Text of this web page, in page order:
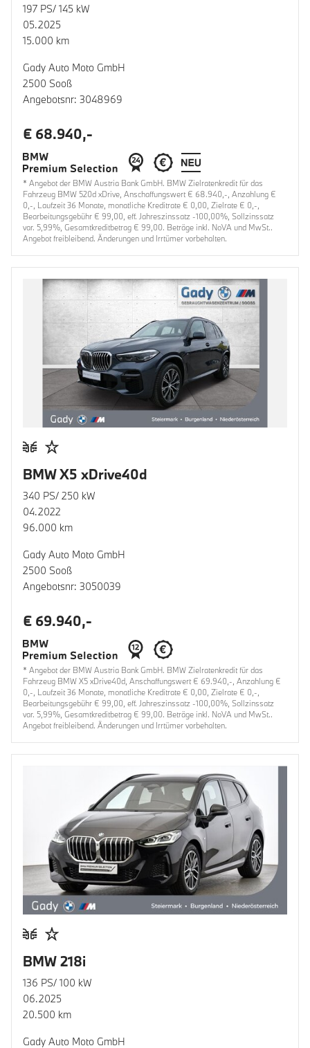
197 PS/ 145 kW
05.2025
15.000 km
Gady Auto Moto GmbH
2500 Sooß
Angebotsnr: 3048969
€ 68.940,-
* Angebot der BMW Austria Bank GmbH. BMW Zielratenkredit für das
Fahrzeug BMW 520d xDrive, Anschaffungswert € 68.940,-, Anzahlung €
0,-, Laufzeit 36 Monate, monatliche Kreditrate € 0,00, Zielrate € 0,-,
Bearbeitungsgebühr € 99,00, eff. Jahreszinssatz -100,00%, Sollzinssatz
var. 5,99%, Gesamtkreditbetrag € 99,00. Beträge inkl. NoVA und MwSt..
Angebot freibleibend. Änderungen und Irrtümer vorbehalten.
BMW X5 xDrive40d
340 PS/ 250 kW
04.2022
96.000 km
Gady Auto Moto GmbH
2500 Sooß
Angebotsnr: 3050039
€ 69.940,-
* Angebot der BMW Austria Bank GmbH. BMW Zielratenkredit für das
Fahrzeug BMW X5 xDrive40d, Anschaffungswert € 69.940,-, Anzahlung €
0,-, Laufzeit 36 Monate, monatliche Kreditrate € 0,00, Zielrate € 0,-,
Bearbeitungsgebühr € 99,00, eff. Jahreszinssatz -100,00%, Sollzinssatz
var. 5,99%, Gesamtkreditbetrag € 99,00. Beträge inkl. NoVA und MwSt..
Angebot freibleibend. Änderungen und Irrtümer vorbehalten.
BMW 218i
136 PS/ 100 kW
06.2025
20.500 km
Gady Auto Moto GmbH